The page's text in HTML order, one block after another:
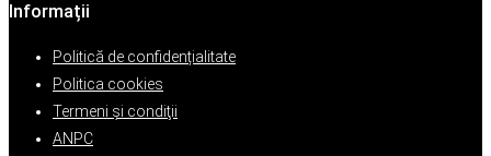
Informații
Politică de confidențialitate
Politica cookies
Termeni şi condiţii
ANPC